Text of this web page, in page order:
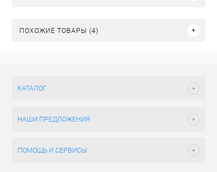
ПОХОЖИЕ ТОВАРЫ (4)
КАТАЛОГ
НАШИ ПРЕДЛОЖЕНИЯ
ПОМОЩЬ И СЕРВИСЫ